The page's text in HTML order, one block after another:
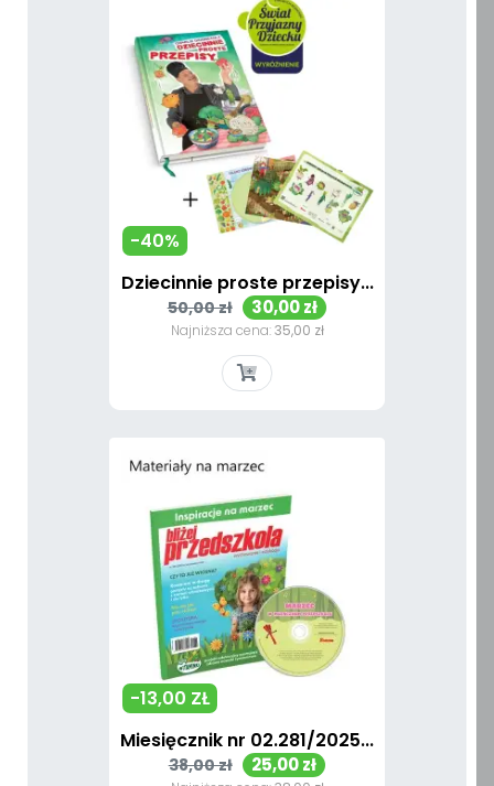
Dziecinnie proste przepisy...
Cena
podstawowa
50,00 zł Cena
30,00 zł
Najniższa cena:35,00 zł
-40%
Miesięcznik nr 02.281/2025...
Cena
38,00 zł Cena
25,00 zł
-13,00 ZŁ